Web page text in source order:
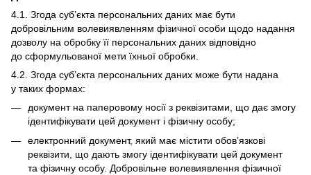
4.1. Згода суб’єкта персональних даних має бути
добровільним волевиявленням фізичної особи щодо надання
дозволу на обробку її персональних даних відповідно
до сформульованої мети їхньої обробки.
4.2. Згода суб’єкта персональних даних може бути надана
у таких формах:
документ на паперовому носії з реквізитами, що дає змогу
ідентифікувати цей документ і фізичну особу;
електронний документ, який має містити обов’язкові
реквізити, що дають змогу ідентифікувати цей документ
та фізичну особу. Добровільне волевиявлення фізичної